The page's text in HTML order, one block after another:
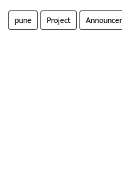
pune Project